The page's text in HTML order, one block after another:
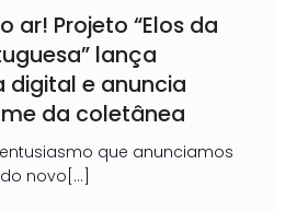
ar! Projeto “Elos da
lança
e anuncia
da coletânea
que anunciamos
novo[…]